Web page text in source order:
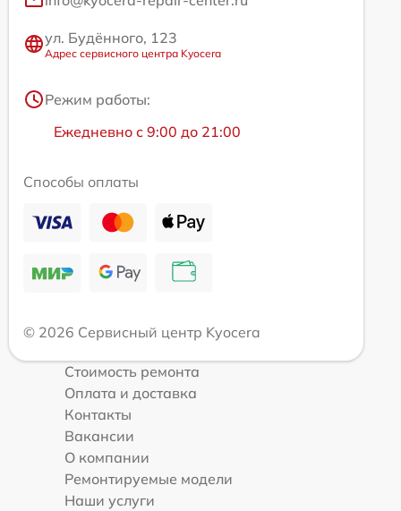
ул. Будённого, 123
Адрес сервисного центра Kyocera
Режим работы:
Ежедневно с 9:00 до 21:00
Способы оплаты
© 2026 Сервисный центр Kyocera
Стоимость ремонта
Оплата и доставка
Контакты
Вакансии
О компании
Ремонтируемые модели
Наши услуги